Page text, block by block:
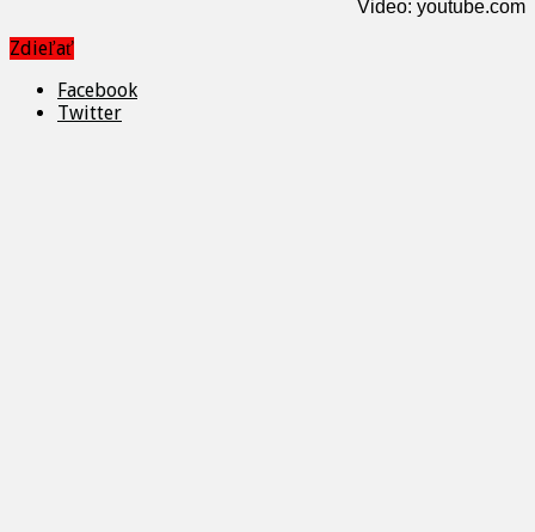
Video: youtube.com
Zdieľať
Facebook
Twitter